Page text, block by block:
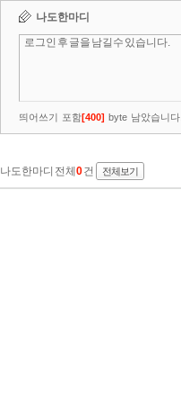
나도한마디
띄어쓰기 포함[400] byte 남았습니다.
나도한마디 전체 0건 전체보기